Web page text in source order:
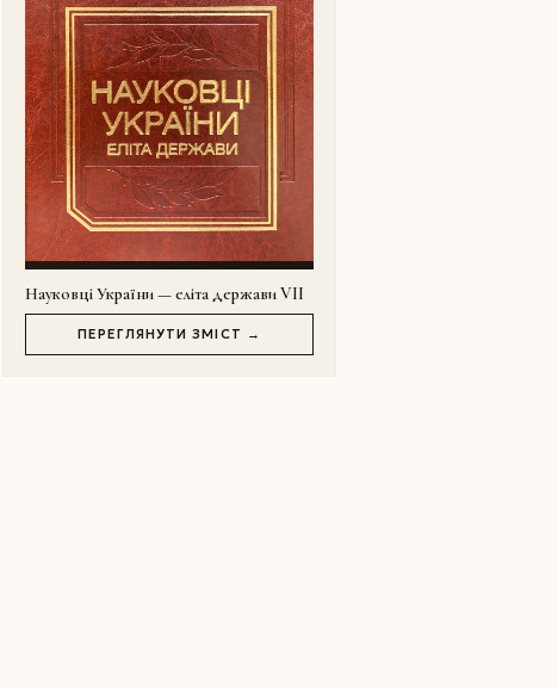
Науковці України — еліта держави VII
ПЕРЕГЛЯНУТИ ЗМІСТ →